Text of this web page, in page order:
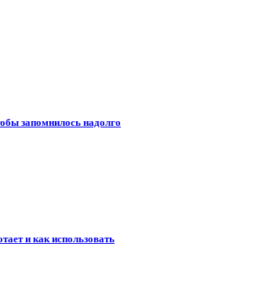
запомнилось надолго
и как использовать